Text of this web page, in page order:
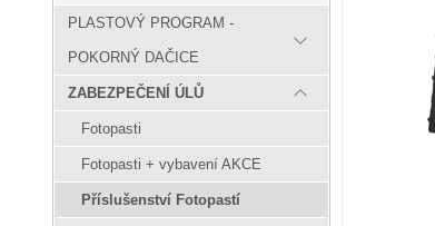
PLASTOVÝ PROGRAM -
POKORNÝ DAČICE
ZABEZPEČENÍ ÚLŮ
Fotopasti
Fotopasti + vybavení AKCE
Příslušenství Fotopastí